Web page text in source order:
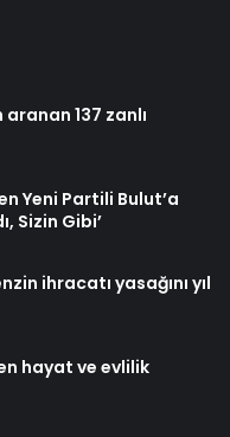
137 zanlı
Yeni Partili Bulut’a
Sizin Gibi’
ihracatı yasağını yıl
hayat ve evlilik